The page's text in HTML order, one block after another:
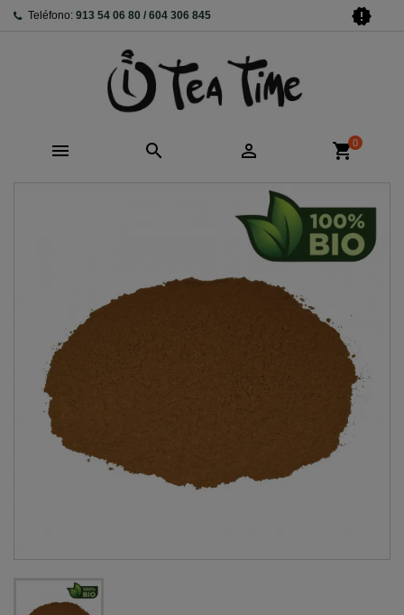
Teléfono: 913 54 06 80 / 604 306 845 new_releases
   shopping_cart0